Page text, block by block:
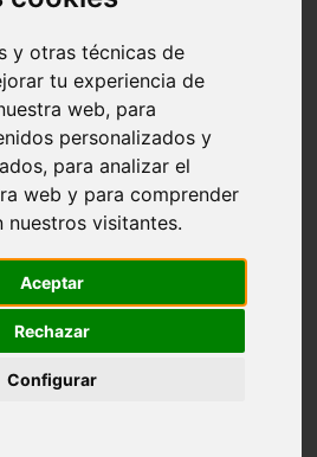
y otras técnicas de
tu experiencia de
web, para
personalizados y
para analizar el
web y para comprender
nuestros visitantes.
Aceptar
Rechazar
Configurar